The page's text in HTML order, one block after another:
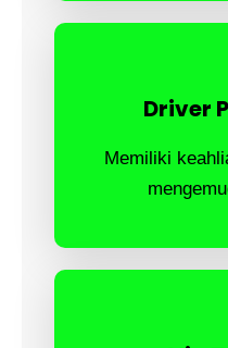
Driver
Memiliki